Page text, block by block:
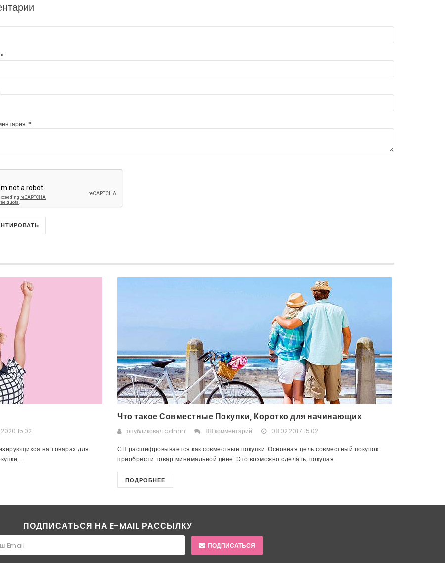
*
*
15:02
на товарах для
Что такое Совместные Покупки, Коротко для начинающих
опубликовал admin 88 комментарий 08.02.2017 15:02
СП расшифровывается как совместные покупки. Основная цель совместный покупок
приобрести товар минимальной цене. Это возможно сделать, покупая...
ПОДРОБНЕЕ
ПОДПИСАТЬСЯ НА E-MAIL РАССЫЛКУ
ПОДПИСАТЬСЯ